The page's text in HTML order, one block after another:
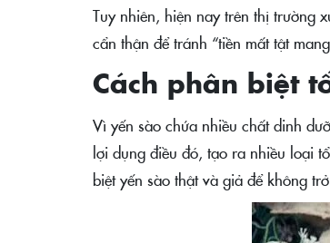
Tuy nhiên, hiện nay trên thị trường
cẩn thận để tránh “tiền mất tật
Cách phân biệt
Vì yến sào chứa nhiều chất dinh
lợi dụng điều đó, tạo ra nhiều loại
biệt yến sào thật và giả để không